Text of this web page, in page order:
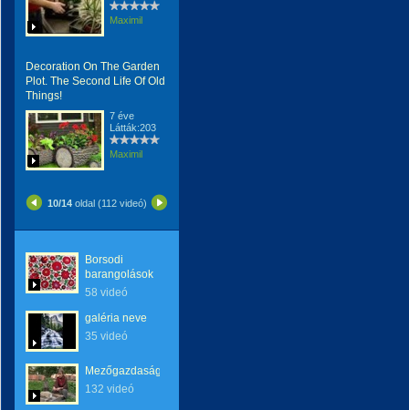
Maximil
Decoration On The Garden
Plot. The Second Life Of Old
Things!
7 éve
Látták:203
Maximil
10/14oldal (112 videó)
Borsodi
barangolások
58 videó
galéria neve
35 videó
Mezőgazdaság
132 videó